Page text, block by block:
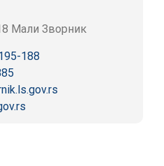
Мали Зворник
188